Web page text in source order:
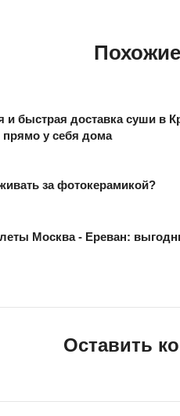
и быстрая доставка суши в
у себя дома
за фотокерамикой?
Москва - Ереван:
Оставить